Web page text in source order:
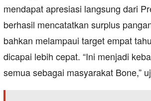
mendapat apresiasi langsung dari
berhasil mencatatkan surplus
bahkan melampaui target empat
dicapai lebih cepat. “Ini menjadi
semua sebagai masyarakat Bone,”